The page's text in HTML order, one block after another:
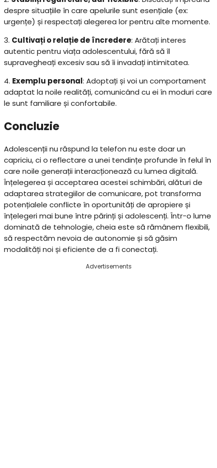
despre situațiile în care apelurile sunt esențiale (ex:
urgențe) și respectați alegerea lor pentru alte momente.
3. Cultivați o relație de încredere: Arătați interes
autentic pentru viața adolescentului, fără să îl
supravegheați excesiv sau să îi invadați intimitatea.
4. Exemplu personal: Adoptați și voi un comportament
adaptat la noile realități, comunicând cu ei în moduri care
le sunt familiare și confortabile.
Concluzie
Adolescenții nu răspund la telefon nu este doar un
capriciu, ci o reflectare a unei tendințe profunde în felul în
care noile generații interacționează cu lumea digitală.
Înțelegerea și acceptarea acestei schimbări, alături de
adaptarea strategiilor de comunicare, pot transforma
potențialele conflicte în oportunități de apropiere și
înțelegeri mai bune între părinți și adolescenți. Într-o lume
dominată de tehnologie, cheia este să rămânem flexibili,
să respectăm nevoia de autonomie și să găsim
modalități noi și eficiente de a fi conectați.
Advertisements